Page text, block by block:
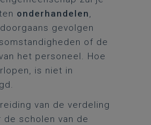
onderhandelen,
gevolgen
of de
het personeel. Hoe
is niet in
van de verdeling
de scholen van de